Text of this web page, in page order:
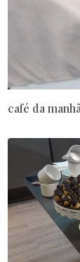
café da